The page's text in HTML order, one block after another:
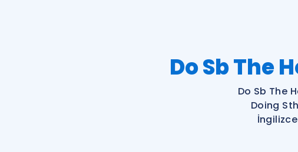
Do Sb The
Do Sb The
Doing